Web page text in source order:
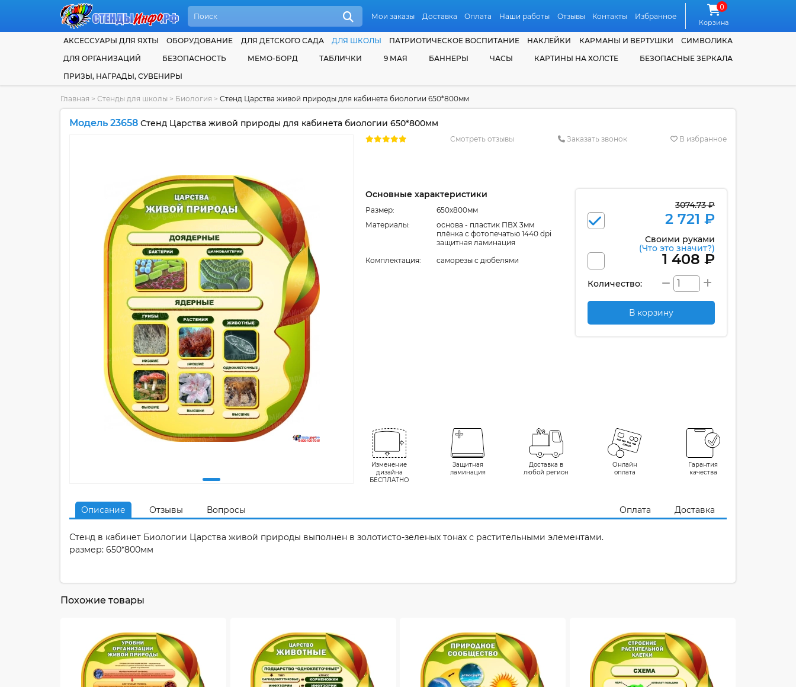
Мои заказы Доставка Оплата Наши работы Отзывы Контакты Избранное
0
Корзина
АКСЕССУАРЫ ДЛЯ ЯХТЫ ОБОРУДОВАНИЕ ДЛЯ ДЕТСКОГО САДА ДЛЯ ШКОЛЫ ПАТРИОТИЧЕСКОЕ ВОСПИТАНИЕ НАКЛЕЙКИ КАРМАНЫ И ВЕРТУШКИ
СИМВОЛИКА
ДЛЯ ОРГАНИЗАЦИЙ
БЕЗОПАСНОСТЬ МЕМО-БОРД ТАБЛИЧКИ 9 МАЯ БАННЕРЫ ЧАСЫ КАРТИНЫ НА ХОЛСТЕ
БЕЗОПАСНЫЕ ЗЕРКАЛА
ПРИЗЫ, НАГРАДЫ, СУВЕНИРЫ
Главная > Стенды для школы > Биология > Стенд Царства живой природы для кабинета биологии 650*800мм
Модель 23658 Стенд Царства живой природы для кабинета биологии 650*800мм
Смотреть отзывы Заказать звонок В избранное
Основные характеристики
Размер:
650x800мм
Материалы:
основа - пластик ПВХ 3мм
плёнка с фотопечатью 1440 dpi
защитная ламинация
Комплектация:
cаморезы с дюбелями
3074.73 ₽
2 721 ₽
Своими руками
(Что это значит?)
1 408 ₽
Количество:
В корзину
Изменение
дизайна
БЕСПЛАТНО
Защитная
ламинация
Доставка в
любой регион
Онлайн
оплата
Гарантия
качества
Описание Отзывы Вопросы Оплата Доставка
Стенд в кабинет Биологии Царства живой природы выполнен в золотисто-зеленых тонах с растительными элементами.
размер: 650*800мм
Похожие товары